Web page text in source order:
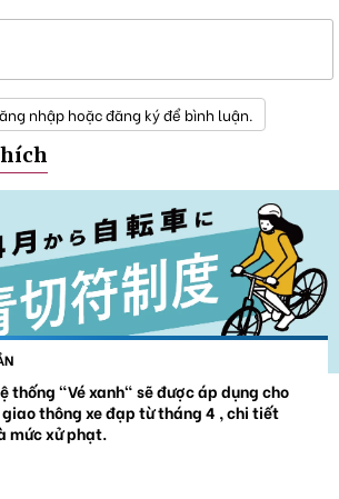
nhập hoặc đăng ký để bình luận.
thống "Vé xanh" sẽ được áp dụng cho
thông xe đạp từ tháng 4 , chi tiết
mức xử phạt.